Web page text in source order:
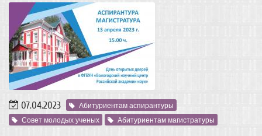
07.04.2023
Абитуриентам аспирантуры
Совет молодых ученых
Абитуриентам магистратуры